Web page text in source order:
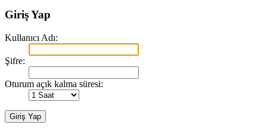
Giriş Yap
Kullanıcı Adı:
Şifre:
Oturum açık kalma süresi: